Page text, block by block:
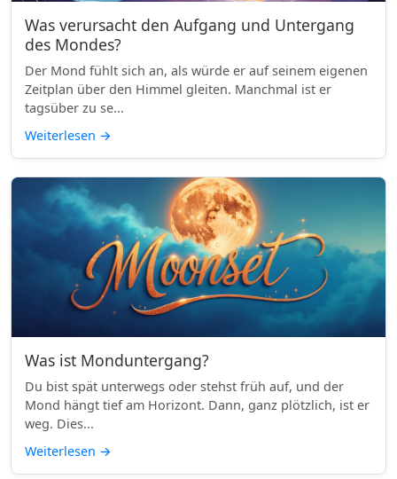
Was verursacht den Aufgang und Untergang
des Mondes?
Der Mond fühlt sich an, als würde er auf seinem eigenen
Zeitplan über den Himmel gleiten. Manchmal ist er
tagsüber zu se...
Weiterlesen →
Was ist Monduntergang?
Du bist spät unterwegs oder stehst früh auf, und der
Mond hängt tief am Horizont. Dann, ganz plötzlich, ist er
weg. Dies...
Weiterlesen →